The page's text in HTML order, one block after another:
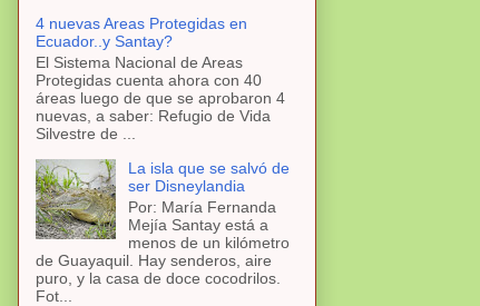
4 nuevas Areas Protegidas en
Ecuador..y Santay?
El Sistema Nacional de Areas
Protegidas cuenta ahora con 40
áreas luego de que se aprobaron 4
nuevas, a saber: Refugio de Vida
Silvestre de ...
La isla que se salvó de
ser Disneylandia
Por: María Fernanda
Mejía Santay está a
menos de un kilómetro
de Guayaquil. Hay senderos, aire
puro, y la casa de doce cocodrilos.
Fot...